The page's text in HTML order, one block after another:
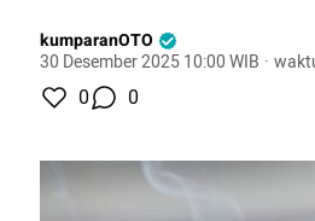
kumparanOTO
30 Desember 2025 10:00 WIB ·
0 0